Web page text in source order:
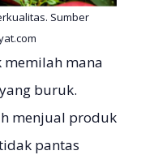
Sumber
memilah mana
buruk.
menjual produk
pantas